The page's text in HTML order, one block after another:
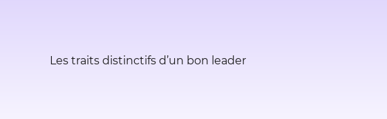
Les traits distinctifs d’un bon leader